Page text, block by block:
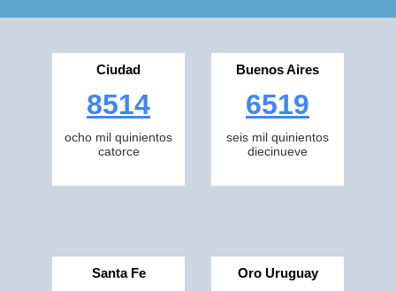
Ciudad
8514
ocho mil quinientos
catorce
Buenos Aires
6519
seis mil quinientos
diecinueve
Santa Fe Oro Uruguay